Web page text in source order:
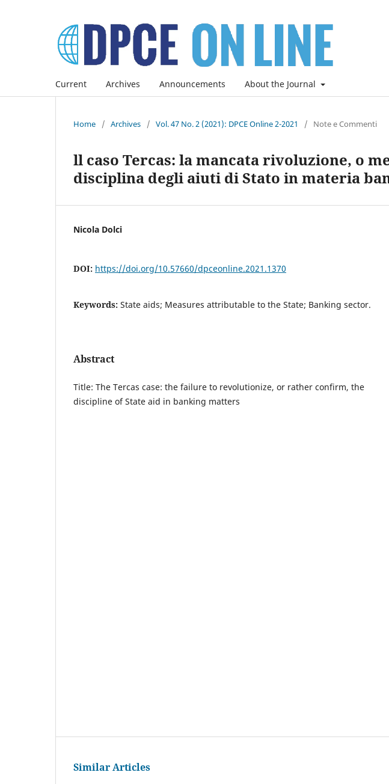
Current Archives Announcements About the Journal
Home / Archives / Vol. 47 No. 2 (2021): DPCE Online 2-2021 / Note e Commenti
ll caso Tercas: la mancata rivoluzione, o
disciplina degli aiuti di Stato in materia
Nicola Dolci
DOI: https://doi.org/10.57660/dpceonline.2021.1370
Keywords: State aids; Measures attributable to the State; Banking sector.
Abstract
Title: The Tercas case: the failure to revolutionize, or rather confirm, the
discipline of State aid in banking matters
Similar Articles